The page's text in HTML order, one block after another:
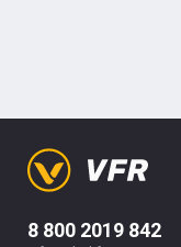
8 800 2019 842